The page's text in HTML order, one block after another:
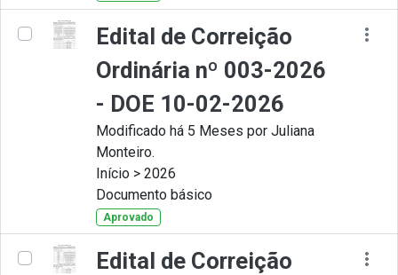
Edital de Correição
Ordinária nº 003-2026
- DOE 10-02-2026
Modificado há 5 Meses por Juliana
Monteiro.
Início > 2026
Documento básico
Aprovado
Edital de Correição